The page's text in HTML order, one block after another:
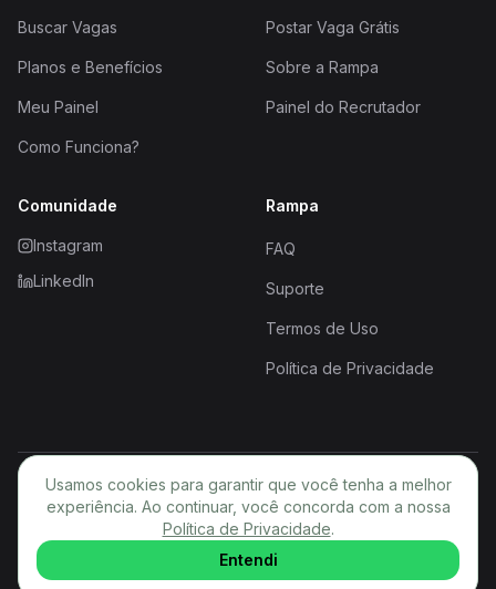
Buscar Vagas
Planos e Benefícios
Meu Painel
Como Funciona?
Postar Vaga Grátis
Sobre a Rampa
Painel do Recrutador
Comunidade
Instagram
LinkedIn
Rampa
FAQ
Suporte
Termos de Uso
Política de Privacidade
© 2026 Rampa. Todos os direitos reservados.
PT
Usamos cookies para garantir que você tenha a melhor
experiência. Ao continuar, você concorda com a nossa
Política de Privacidade.
Entendi